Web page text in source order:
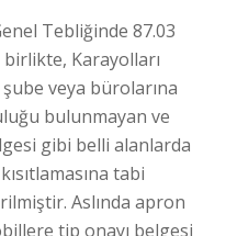
Tebliğinde 87.03
Karayolları
veya bürolarına
bulunmayan ve
gibi belli alanlarda
tabi
Aslında apron
tip onayı belgesi